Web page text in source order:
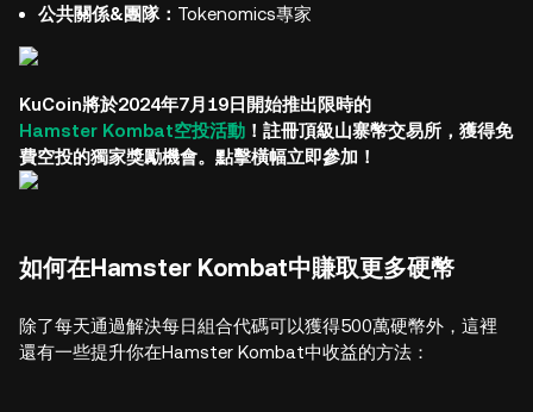
公共關係&團隊： Tokenomics專家
KuCoin將於2024年7月19日開始推出限時的
Hamster Kombat空投活動 ！註冊頂級山寨幣交易所，獲得免
費空投的獨家獎勵機會。點擊橫幅立即參加！
如何在Hamster Kombat中賺取更多硬幣
除了每天通過解決每日組合代碼可以獲得500萬硬幣外，這裡
還有一些提升你在Hamster Kombat中收益的方法：